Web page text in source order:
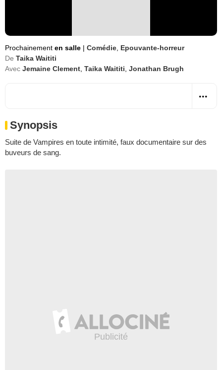
Prochainement en salle | Comédie Epouvante-horreur
De Taika Waititi
Avec Jemaine Clement Taika Waititi Jonathan Brugh
Synopsis
Suite de Vampires en toute intimité, faux documentaire sur des
buveurs de sang.